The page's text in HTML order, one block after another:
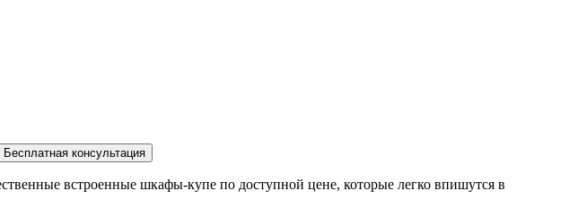
встроенные шкафы-купе по доступной цене, которые легко впишутся в